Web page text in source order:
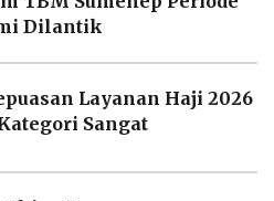
Dilantik
Layanan Haji 2026
Sangat